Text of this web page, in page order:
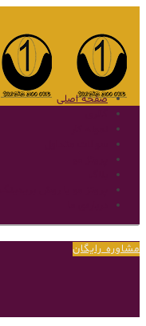
صفحه اصلی
مشاوره رایگان